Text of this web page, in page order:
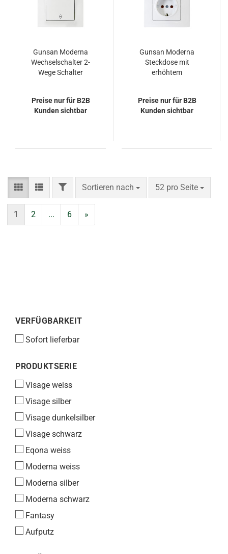
Gunsan Moderna
Wechselschalter 2-
Wege Schalter
Preise nur für B2B
Kunden sichtbar
Gunsan Moderna
Steckdose mit
erhöhtem
Preise nur für B2B
Kunden sichtbar
FILTERSortieren nach
Sortieren nach 52 pro Seite
pro Seite
1 2 ... 6 »
VERFÜGBARKEIT
VERFÜGBARKEIT
Sofort lieferbar
PRODUKTSERIE
PRODUKTSERIE
Visage weiss
Visage silber
Visage dunkelsilber
Visage schwarz
Eqona weiss
Moderna weiss
Moderna silber
Moderna schwarz
Fantasy
Aufputz